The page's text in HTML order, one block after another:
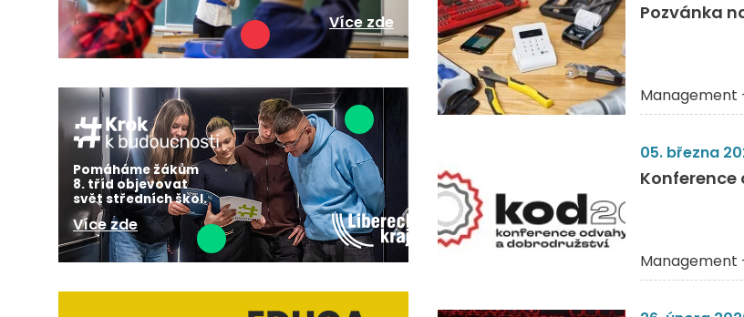
Pozvánka
Management
05. března
Management
Více zde
Pomáháme žákům
8. tříd objevovat
svět středních škol.
Více zde